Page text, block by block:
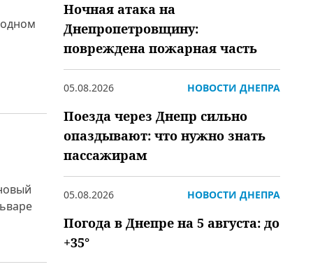
Ночная атака на
Днепропетровщину:
повреждена пожарная часть
05.08.2026 НОВОСТИ ДНЕПРА
Поезда через Днепр сильно
опаздывают: что нужно знать
пассажирам
05.08.2026 НОВОСТИ ДНЕПРА
Погода в Днепре на 5 августа: до
+35°